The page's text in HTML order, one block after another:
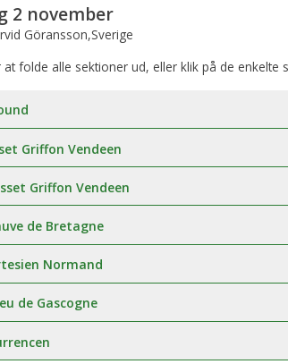
2 november
Göransson,Sverige
folde alle sektioner ud, eller klik på de enkelte
Griffon Vendeen
Griffon Vendeen
de Bretagne
Normand
de Gascogne